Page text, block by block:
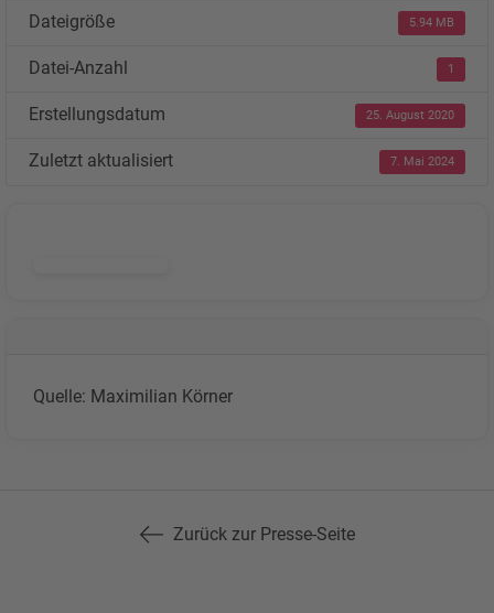
Dateigröße 5.94 MB
Datei-Anzahl 1
Erstellungsdatum 25. August 2020
Zuletzt aktualisiert 7. Mai 2024
Quelle: Maximilian Körner
Zurück zur Presse-Seite